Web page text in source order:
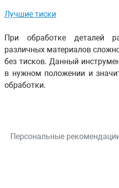
Лучшие тиски
При обработке деталей
различных материалов
без тисков. Данный
в нужном положении и
обработки.
Персональные